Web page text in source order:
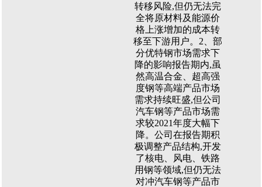
转移风险,但仍无法完
全将原材料及能源价
格上涨增加的成本转
移至下游用户。2、部
分优特钢市场需求下
降的影响报告期内,虽
然高温合金、超高强
度钢等高端产品市场
需求持续旺盛,但公司
汽车钢等产品市场需
求较2021年度大幅下
降。公司在报告期积
极调整产品结构,开发
了核电、风电、铁路
用钢等领域,但仍无法
对冲汽车钢等产品市